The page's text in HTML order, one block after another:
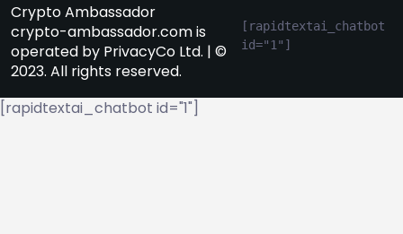
Crypto Ambassador
crypto-ambassador.com is
operated by PrivacyCo Ltd. | ©
2023. All rights reserved.
[rapidtextai_chatbot
id="1"]
[rapidtextai_chatbot id="1"]